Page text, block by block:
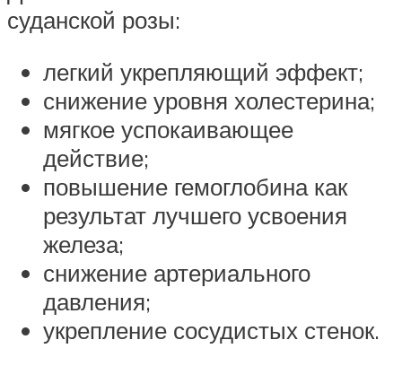
суданской розы:
легкий укрепляющий эффект;
снижение уровня холестерина;
мягкое успокаивающее
действие;
повышение гемоглобина как
результат лучшего усвоения
железа;
снижение артериального
давления;
укрепление сосудистых стенок.